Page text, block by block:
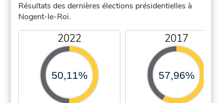
Résultats des dernières élections présidentielles à
Nogent-le-Roi.
2022
50,11%
2017
57,96%